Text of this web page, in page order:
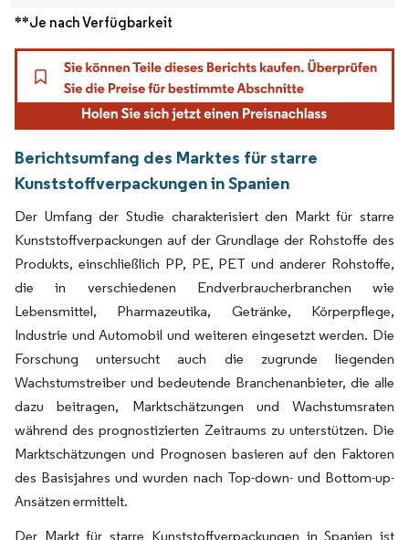
**Je nach Verfügbarkeit
Berichtsumfang des Marktes für starre
Kunststoffverpackungen in Spanien
Der Umfang der Studie charakterisiert den Markt für starre
Kunststoffverpackungen auf der Grundlage der Rohstoffe des
Produkts, einschließlich PP, PE, PET und anderer Rohstoffe,
die in verschiedenen Endverbraucherbranchen wie
Lebensmittel, Pharmazeutika, Getränke, Körperpflege,
Industrie und Automobil und weiteren eingesetzt werden. Die
Forschung untersucht auch die zugrunde liegenden
Wachstumstreiber und bedeutende Branchenanbieter, die alle
dazu beitragen, Marktschätzungen und Wachstumsraten
während des prognostizierten Zeitraums zu unterstützen. Die
Marktschätzungen und Prognosen basieren auf den Faktoren
des Basisjahres und wurden nach Top-down- und Bottom-up-
Ansätzen ermittelt.
Der Markt für starre Kunststoffverpackungen in Spanien ist